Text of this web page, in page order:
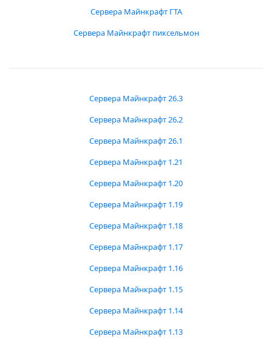
Сервера Майнкрафт ГТА
Сервера Майнкрафт пиксельмон
Сервера Майнкрафт 26.3
Сервера Майнкрафт 26.2
Сервера Майнкрафт 26.1
Сервера Майнкрафт 1.21
Сервера Майнкрафт 1.20
Сервера Майнкрафт 1.19
Сервера Майнкрафт 1.18
Сервера Майнкрафт 1.17
Сервера Майнкрафт 1.16
Сервера Майнкрафт 1.15
Сервера Майнкрафт 1.14
Сервера Майнкрафт 1.13